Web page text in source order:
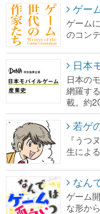
ゲー
ゲーム
のコン
日本
日本の
網羅す
載。約
若ゲ
『うつ
生によ
なん
ゲーム
な形か